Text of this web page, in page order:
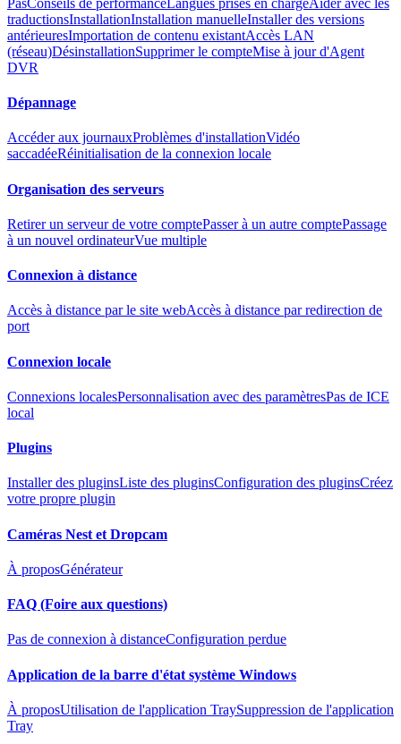
traductionsInstallationInstallation manuelleInstaller des versions
antérieuresImportation de contenu existantAccès LAN
(réseau)DésinstallationSupprimer le compteMise à jour d'Agent
DVR
Dépannage
Accéder aux journauxProblèmes d'installationVidéo
saccadéeRéinitialisation de la connexion locale
Organisation des serveurs
Retirer un serveur de votre comptePasser à un autre comptePassage
à un nouvel ordinateurVue multiple
Connexion à distance
Accès à distance par le site webAccès à distance par redirection de
port
Connexion locale
Connexions localesPersonnalisation avec des paramètresPas de ICE
local
Plugins
Installer des pluginsListe des pluginsConfiguration des pluginsCréez
votre propre plugin
Caméras Nest et Dropcam
À proposGénérateur
FAQ (Foire aux questions)
Pas de connexion à distanceConfiguration perdue
Application de la barre d'état système Windows
À proposUtilisation de l'application TraySuppression de l'application
Tray